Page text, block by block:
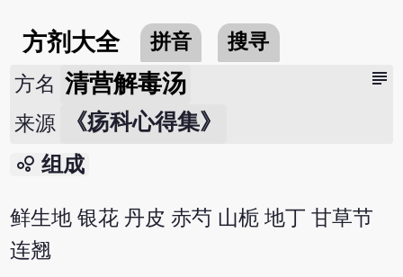
方剂大全 拼音 搜寻
subject
方名 清营解毒汤
来源 《疡科心得集》
bubble_chart 组成
鲜生地 银花 丹皮 赤芍 山栀 地丁 甘草节
连翘